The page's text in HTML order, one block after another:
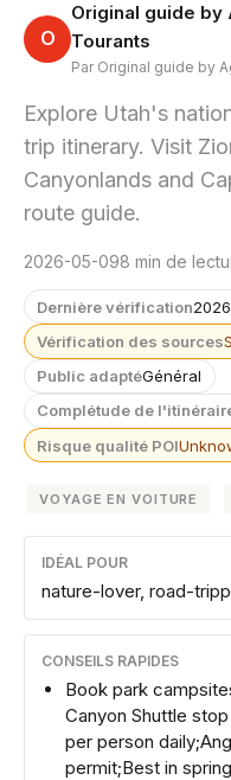
O
Original guide
Tourants
Par Original guide by
Explore Utah's
trip itinerary. Visit
Canyonlands and
route guide.
2026-05-098 min de
Dernière vérification
Vérification des sources
Public adaptéGénéral
Complétude de
Risque qualité POI
VOYAGE EN VOITURE
IDÉAL POUR
nature-lover, road-
CONSEILS RAPIDES
Book park
Canyon Shuttle
per person
permit;Best in